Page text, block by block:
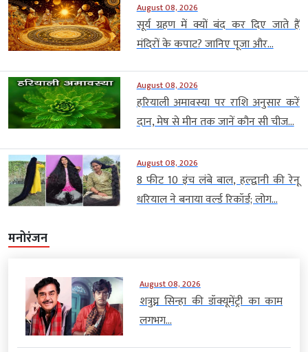
August 08, 2026
सूर्य ग्रहण में क्यों बंद कर दिए जाते हैं
मंदिरों के कपाट? जानिए पूजा और...
August 08, 2026
हरियाली अमावस्या पर राशि अनुसार करें
दान, मेष से मीन तक जानें कौन सी चीज...
August 08, 2026
8 फीट 10 इंच लंबे बाल, हल्द्वानी की रेनू
धरियाल ने बनाया वर्ल्ड रिकॉर्ड; लोग...
मनोरंजन
August 08, 2026
शत्रुघ्न सिन्हा की डॉक्यूमेंट्री का काम
लगभग...